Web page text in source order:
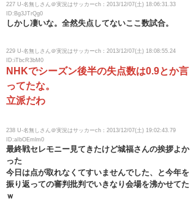
227 U-名無しさん＠実況はサッカーch：2013/12/07(土) 18:06:31.33
ID:Bg3JTrQg0
しかし凄いな。全然失点してないここ数試合。
229 U-名無しさん＠実況はサッカーch：2013/12/07(土) 18:08:55.24
ID:iTbcR3bM0
NHKでシーズン後半の失点数は0.9とか言
ってたな。
立派だわ
238 U-名無しさん＠実況はサッカーch：2013/12/07(土) 19:02:43.79
ID:aIbOEmlm0
最終戦セレモニー見てきたけど城福さんの挨拶よか
った
今日は点が取れなくてすいませんでした、と今年を
振り返っての審判批判でいきなり会場を沸かせてた
ｗ